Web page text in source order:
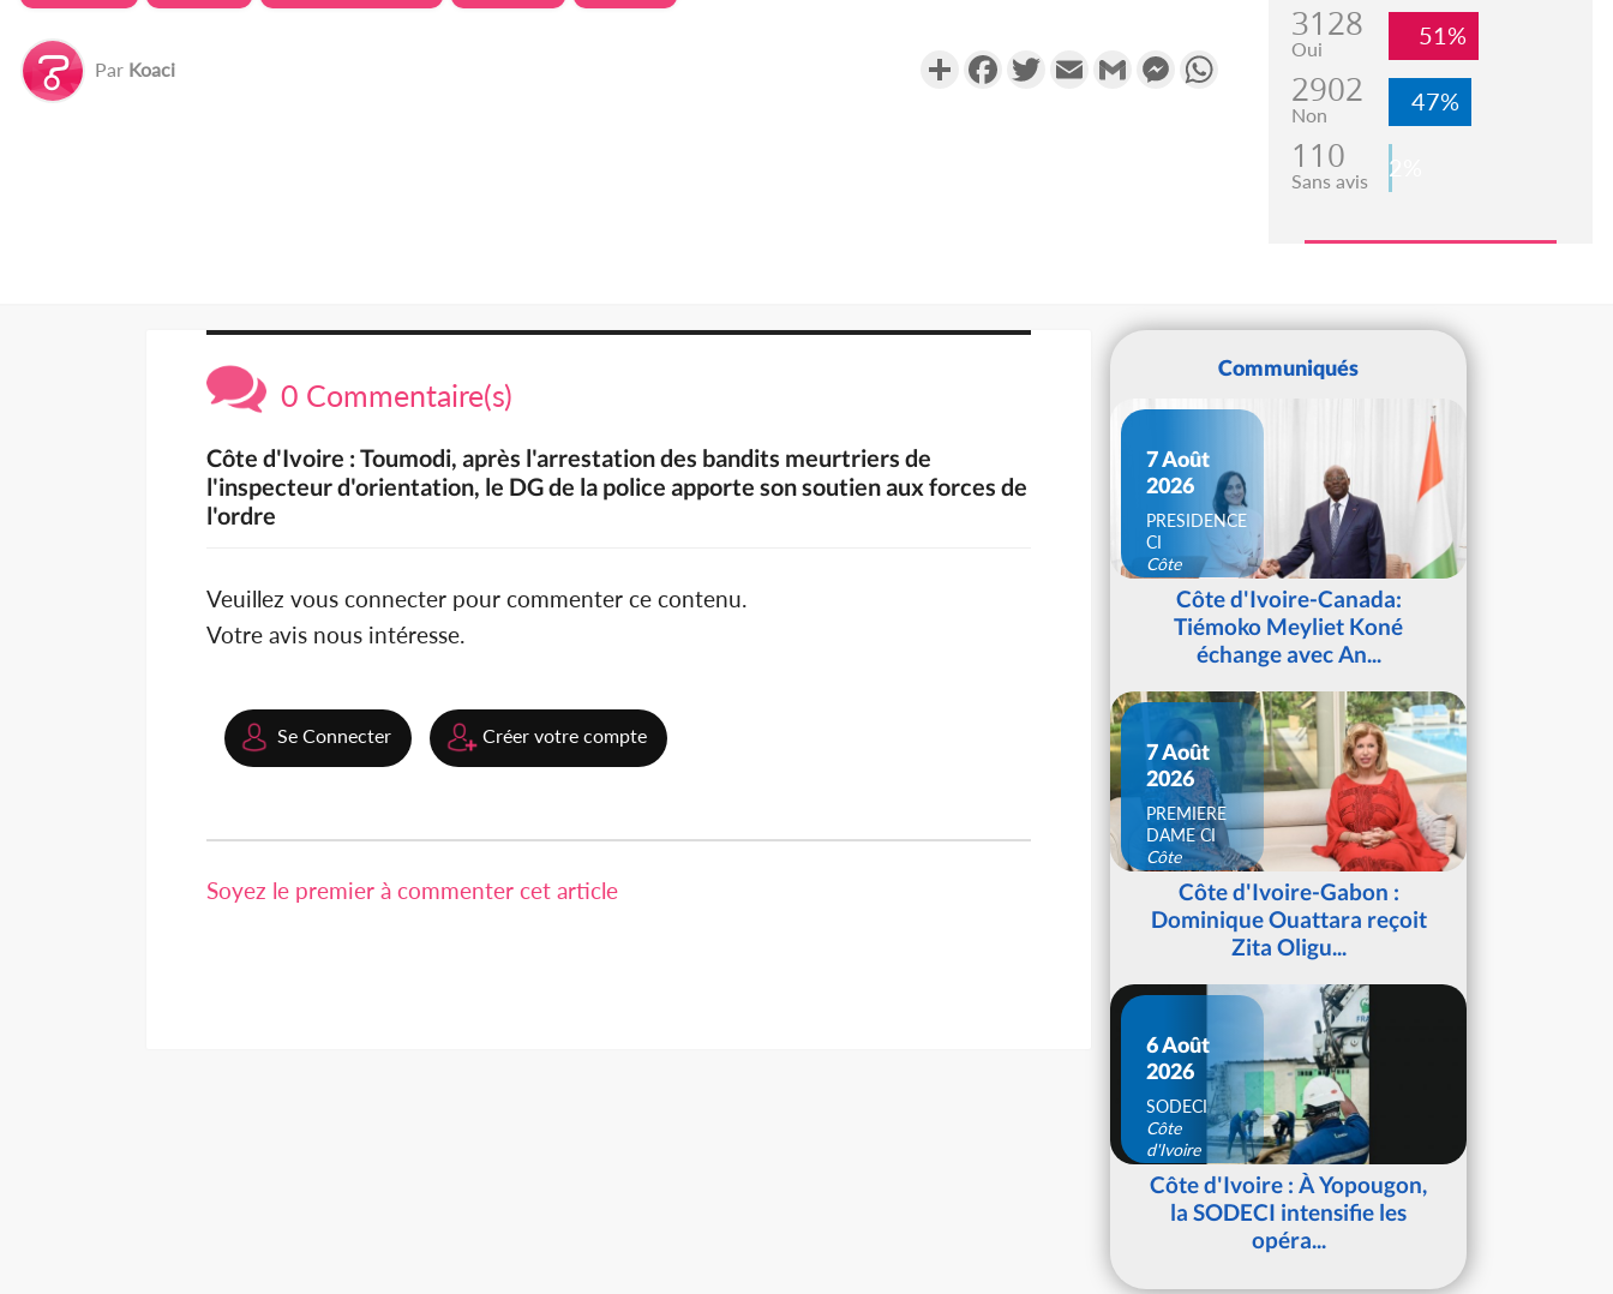
Par Koaci PartagerFacebookTwitterEmail Gmail MessengerWhatsApp
3128
Oui 51%
2902
Non 47%
110
Sans avis 2%
0 Commentaire(s)
Côte d'Ivoire : Toumodi, après l'arrestation des bandits meurtriers de
l'inspecteur d'orientation, le DG de la police apporte son soutien aux forces de
l'ordre
Veuillez vous connecter pour commenter ce contenu.
Votre avis nous intéresse.
Se Connecter Créer votre compte
Soyez le premier à commenter cet article
Communiqués
7 Août
2026
PRESIDENCE
CI
Côte
d'IvoireCôte d'Ivoire-Canada:
Tiémoko Meyliet Koné
échange avec An...
7 Août
2026
PREMIERE
DAME CI
Côte
d'IvoireCôte d'Ivoire-Gabon :
Dominique Ouattara reçoit
Zita Oligu...
6 Août
2026
SODECI
Côte
d'Ivoire
Côte d'Ivoire : À Yopougon,
la SODECI intensifie les
opéra...